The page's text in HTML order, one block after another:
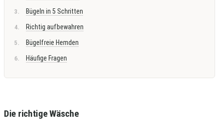
Bügeln in 5 Schritten
Richtig aufbewahren
Bügelfreie Hemden
Häufige Fragen
Die richtige Wäsche